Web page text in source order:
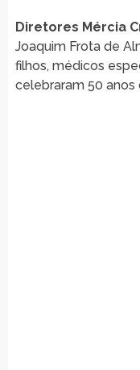
Diretores Mércia
Joaquim Frota de
filhos, médicos
celebraram 50 anos